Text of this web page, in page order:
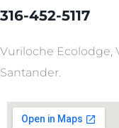
316-452-5117
Vuriloche Ecolodge,
Santander.